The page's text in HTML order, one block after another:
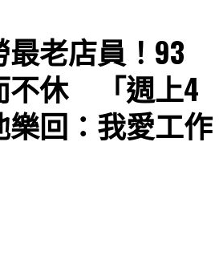
最老店員！93
不休 「週上4
樂回：我愛工作